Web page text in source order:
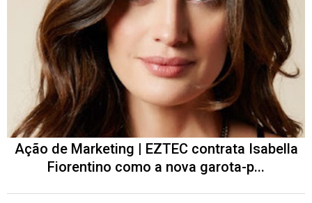
Ação de Marketing | EZTEC contrata Isabella
Fiorentino como a nova garota-p...